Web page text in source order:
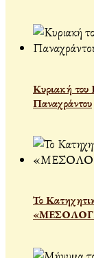
Κυριακή του
Παναχράντου
Το
«ΜΕΣΟΛΟΓΓΙ